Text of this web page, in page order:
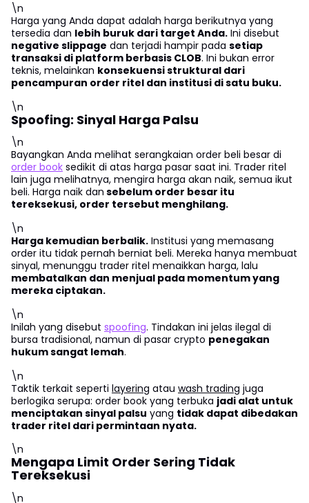
\n
Harga yang Anda dapat adalah harga berikutnya yang
tersedia dan lebih buruk dari target Anda. Ini disebut
negative slippage dan terjadi hampir pada setiap
transaksi di platform berbasis CLOB. Ini bukan error
teknis, melainkan konsekuensi struktural dari
pencampuran order ritel dan institusi di satu buku.
\n
Spoofing: Sinyal Harga Palsu
\n
Bayangkan Anda melihat serangkaian order beli besar di
order book sedikit di atas harga pasar saat ini. Trader ritel
lain juga melihatnya, mengira harga akan naik, semua ikut
beli. Harga naik dan sebelum order besar itu
tereksekusi, order tersebut menghilang.
\n
Harga kemudian berbalik. Institusi yang memasang
order itu tidak pernah berniat beli. Mereka hanya membuat
sinyal, menunggu trader ritel menaikkan harga, lalu
membatalkan dan menjual pada momentum yang
mereka ciptakan.
\n
Inilah yang disebut spoofing. Tindakan ini jelas ilegal di
bursa tradisional, namun di pasar crypto penegakan
hukum sangat lemah.
\n
Taktik terkait seperti layering atau wash trading juga
berlogika serupa: order book yang terbuka jadi alat untuk
menciptakan sinyal palsu yang tidak dapat dibedakan
trader ritel dari permintaan nyata.
\n
Mengapa Limit Order Sering Tidak
Tereksekusi
\n